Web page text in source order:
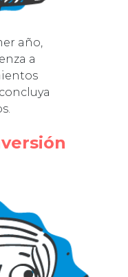
año,
a